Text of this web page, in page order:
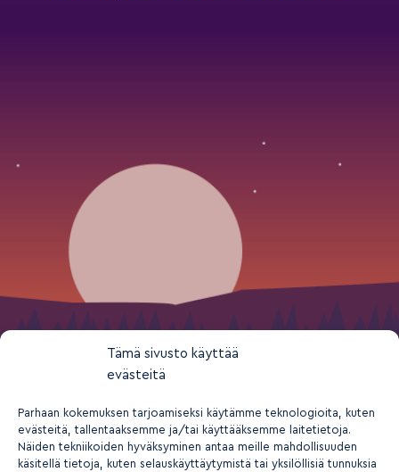
Tämä sivusto käyttää
evästeitä
Parhaan kokemuksen tarjoamiseksi käytämme teknologioita, kuten
evästeitä, tallentaaksemme ja/tai käyttääksemme laitetietoja.
Näiden tekniikoiden hyväksyminen antaa meille mahdollisuuden
käsitellä tietoja, kuten selauskäyttäytymistä tai yksilöllisiä tunnuksia